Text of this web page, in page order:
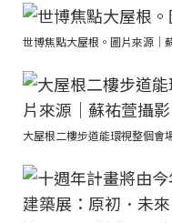
世博焦點大屋根。圖片來源｜
大屋根二樓步道能環視整個會